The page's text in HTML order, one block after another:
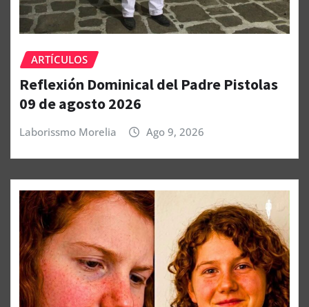
ARTÍCULOS
Reflexión Dominical del Padre Pistolas
09 de agosto 2026
Laborissmo Morelia Ago 9, 2026